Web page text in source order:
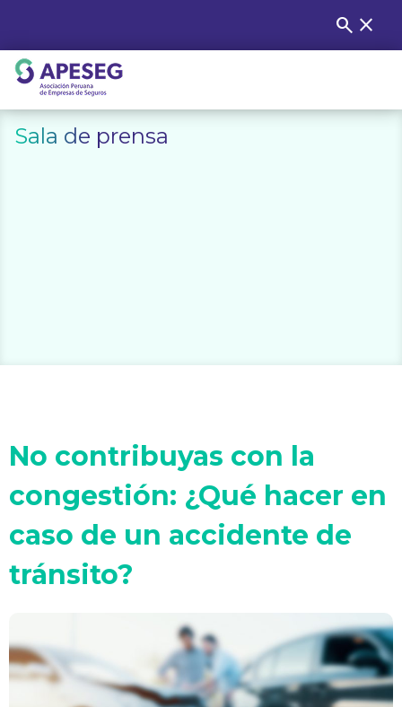
content
Buscar:
search close
APESEG
Sala de prensa
No contribuyas con la
congestión: ¿Qué hacer en
caso de un accidente de
tránsito?